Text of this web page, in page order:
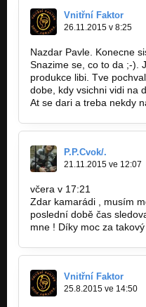
Kroužek (2009)
Slzy paní POLDI ... aneb
Nadějné vyhlídky (2009)
Slzy paní POLDI ... aneb
Zvláštní den (2009)
Slzy paní POLDI ... aneb
Čekárna snů (2009)
Svědek (2009)
Slzy paní POLDI ... aneb
Slzy paní POLDI ... aneb
O rodičích (2006)
Čtyři z punku a pes
Vnitřní Faktor
26.11.2015 v 8:25
Nazdar Pavle. Konecne
Snazime se, co to da ;-).
produkce libi. Tve
dobe, kdy vsichni vidi na
At se dari a treba nekdy
P.P.Cvok/.
21.11.2015 ve 12:07
včera v 17:21
Zdar kamarádi , musím
poslední době čas
mne ! Díky moc za
Vnitřní Faktor
25.8.2015 ve 14:50